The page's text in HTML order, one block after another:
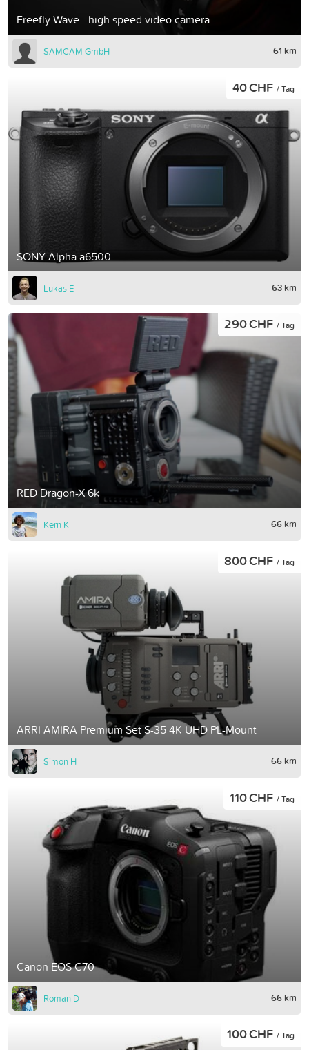
Freefly Wave - high speed video camera
SAMCAM GmbH 61 km
SONY Alpha a6500
40 CHF / Tag
Lukas E 63 km
RED Dragon-X 6k
290 CHF / Tag
Kern K 66 km
ARRI AMIRA Premium Set S-35 4K UHD PL-Mount
800 CHF / Tag
Simon H 66 km
Canon EOS C70
110 CHF / Tag
Roman D 66 km
100 CHF / Tag